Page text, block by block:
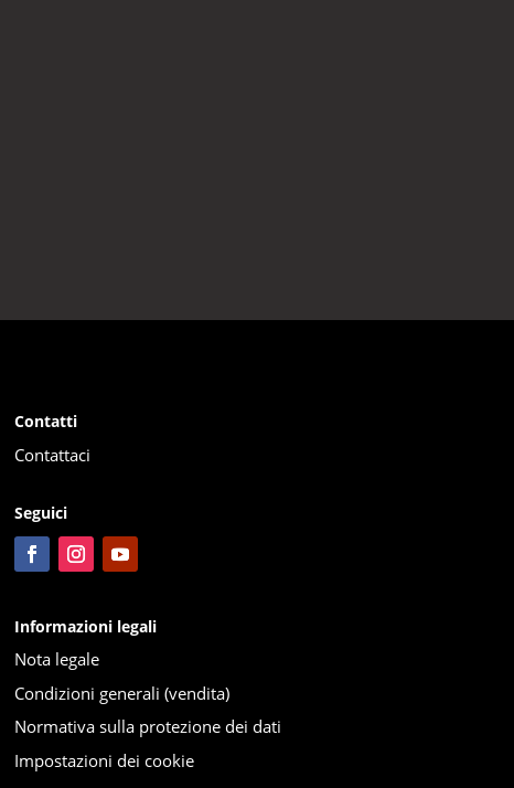
Contatti
Contattaci
Seguici
Informazioni legali
Nota legale
Condizioni generali (vendita)
Normativa sulla protezione dei dati
Impostazioni dei cookie